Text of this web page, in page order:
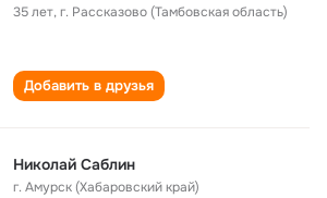
35 лет,г. Рассказово (Тамбовская область)
Добавить в друзья
Николай Саблин
г. Амурск (Хабаровский край)